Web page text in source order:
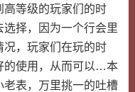
高等级的玩家们的时
择，因为一个行会里
况，玩家们在玩的时
的使用，从而可以…本
表，万里挑一的吐槽